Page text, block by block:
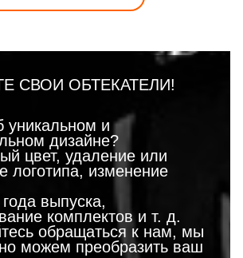
СВОИ ОБТЕКАТЕЛИ!
уникальном и
дизайне?
цвет, удаление или
логотипа, изменение
выпуска,
комплектов и т. д.
обращаться к нам, мы
можем преобразить ваш